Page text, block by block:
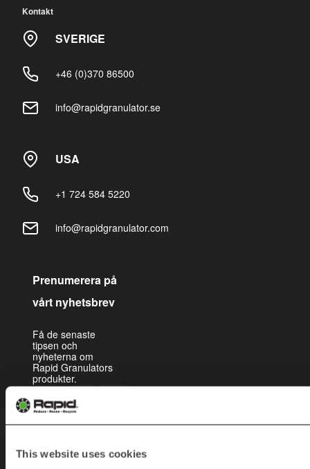
This website uses cookies
Kontakt
SVERIGE
+46 (0)370 86500
info@rapidgranulator.se
USA
+1 724 584 5220
info@rapidgranulator.com
Prenumerera på
vårt nyhetsbrev
Få de senaste
tipsen och
nyheterna om
Rapid Granulators
produkter.